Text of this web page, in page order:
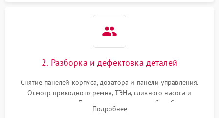
2. Разборка и дефектовка деталей
Снятие панелей корпуса, дозатора и панели управления.
Осмотр приводного ремня, ТЭНа, сливного насоса и
амортизаторов. Проверка подшипников барабана и
крестовины на износ, а манжеты люка на разрывы.
Подробнее